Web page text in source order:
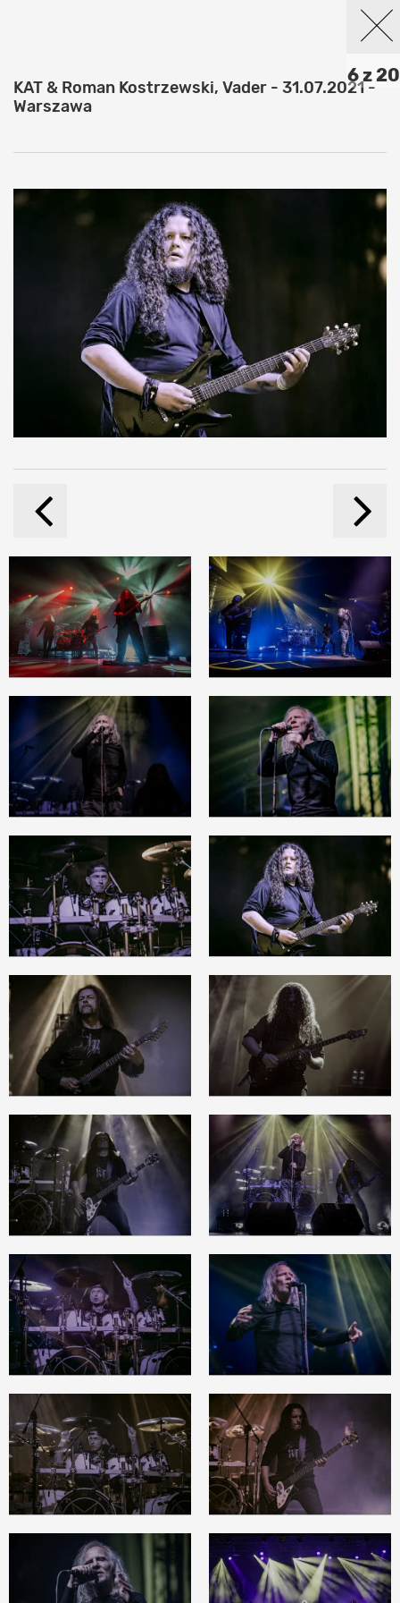
6 z 20
KAT & Roman Kostrzewski, Vader - 31.07.2021 -
Warszawa